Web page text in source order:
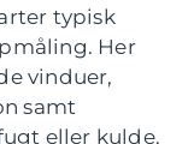
typisk
Her
vinduer,
samt
eller kulde.